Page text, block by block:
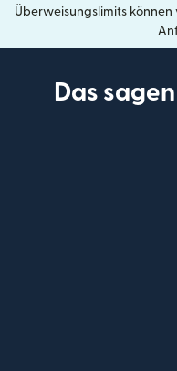
Überweisungslimits
Das